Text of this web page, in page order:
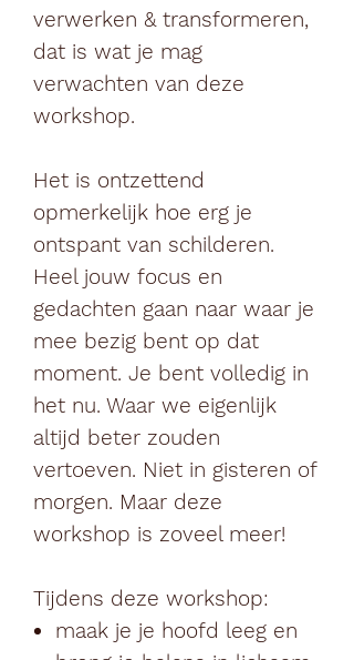
verwerken & transformeren,
dat is wat je mag
verwachten van deze
workshop.
Het is ontzettend
opmerkelijk hoe erg je
ontspant van schilderen.
Heel jouw focus en
gedachten gaan naar waar je
mee bezig bent op dat
moment. Je bent volledig in
het nu. Waar we eigenlijk
altijd beter zouden
vertoeven. Niet in gisteren of
morgen. Maar deze
workshop is zoveel meer!
Tijdens deze workshop:
maak je je hoofd leeg en